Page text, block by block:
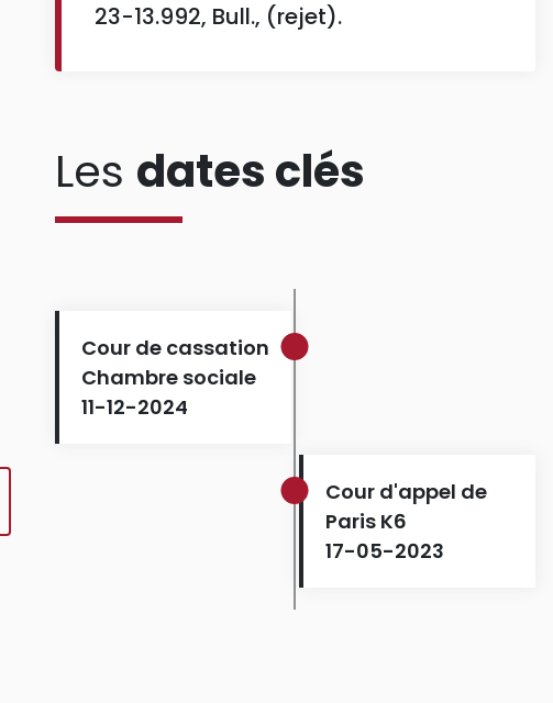
23-13.992, Bull., (rejet).
Les dates clés
Cour de cassation
Chambre sociale
11-12-2024
Cour d'appel de
Paris K6
17-05-2023